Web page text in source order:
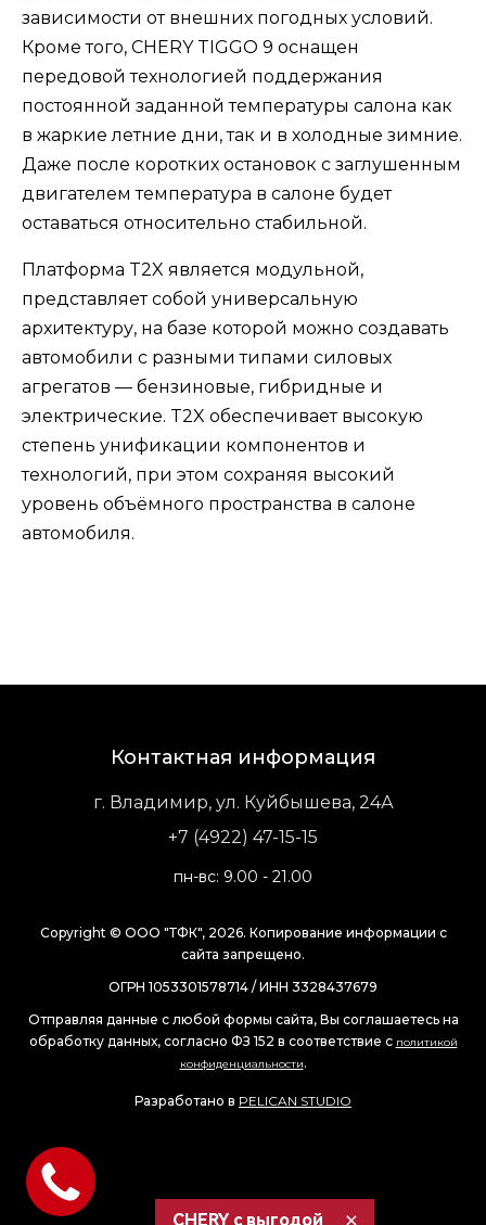
зависимости от внешних погодных условий.
Кроме того, CHERY TIGGO 9 оснащен
передовой технологией поддержания
постоянной заданной температуры салона как
в жаркие летние дни, так и в холодные зимние.
Даже после коротких остановок с заглушенным
двигателем температура в салоне будет
оставаться относительно стабильной.
Платформа T2X является модульной,
представляет собой универсальную
архитектуру, на базе которой можно создавать
автомобили с разными типами силовых
агрегатов — бензиновые, гибридные и
электрические. T2X обеспечивает высокую
степень унификации компонентов и
технологий, при этом сохраняя высокий
уровень объёмного пространства в салоне
автомобиля.
Контактная информация
г. Владимир, ул. Куйбышева, 24А
+7 (4922) 47-15-15
пн-вс: 9.00 - 21.00
Copyright © ООО "ТФК", 2026. Копирование информации с
сайта запрещено.
ОГРН 1053301578714 / ИНН 3328437679
Отправляя данные с любой формы сайта, Вы соглашаетесь на
обработку данных, согласно ФЗ 152 в соответствие с политикой
конфиденциальности.
Разработано в PELICAN STUDIO
CHERY с выгодой